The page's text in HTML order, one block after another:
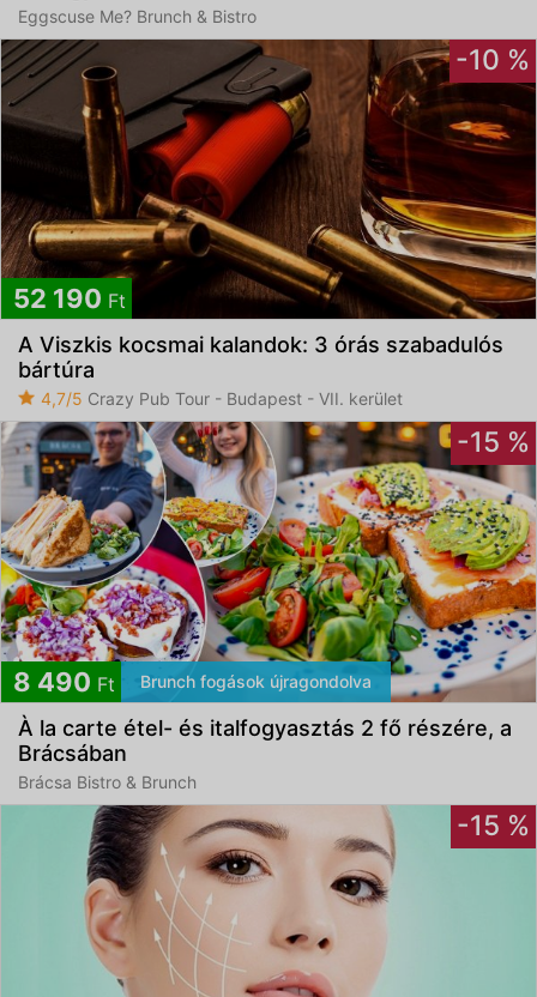
Eggscuse Me? Brunch & Bistro
-10 %
52 190 Ft
A Viszkis kocsmai kalandok: 3 órás szabadulós
bártúra
4,7/5 Crazy Pub Tour - Budapest - VII. kerület
-15 %
8 490 Ft Brunch fogások újragondolva
À la carte étel- és italfogyasztás 2 fő részére, a
Brácsában
Brácsa Bistro & Brunch
-15 %